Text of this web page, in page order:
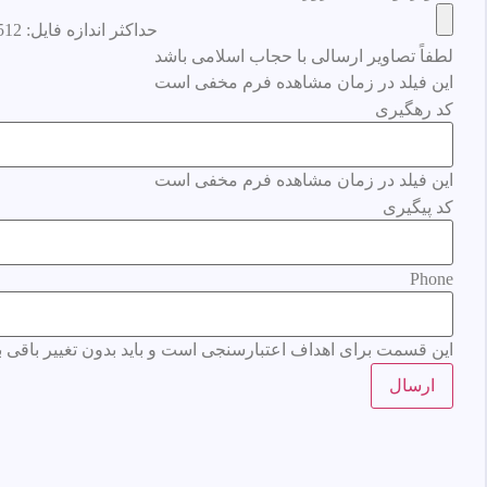
حداکثر اندازه فایل: 512 MB.
لطفاً تصاویر ارسالی با حجاب اسلامی باشد
این فیلد در زمان مشاهده فرم مخفی است
کد رهگیری
این فیلد در زمان مشاهده فرم مخفی است
کد پیگیری
Phone
این قسمت برای اهداف اعتبارسنجی است و باید بدون تغییر باقی